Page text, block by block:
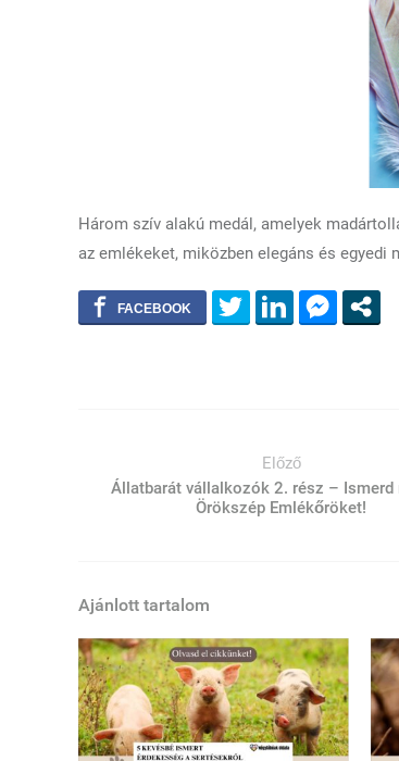
Három szív alakú medál, amelyek
az emlékeket, miközben elegáns és
Előző
Állatbarát vállalkozók 2. rész – Ismerd
Örökszép Emlékőröket!
Ajánlott tartalom